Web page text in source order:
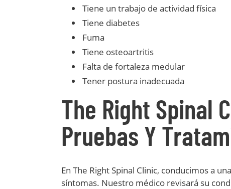
Tiene un trabajo de actividad física
Tiene diabetes
Fuma
Tiene osteoartritis
Falta de fortaleza medular
Tener postura inadecuada
The Right Spinal
Pruebas Y
En The Right Spinal Clinic, conducimos a
síntomas. Nuestro médico revisará su